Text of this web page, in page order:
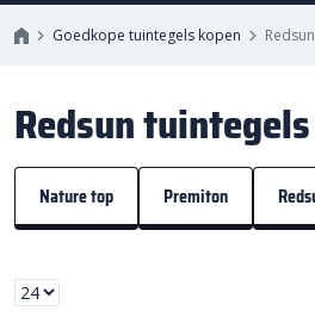
Goedkope tuintegels kopen
Redsun tuintegels
Nature top Premiton